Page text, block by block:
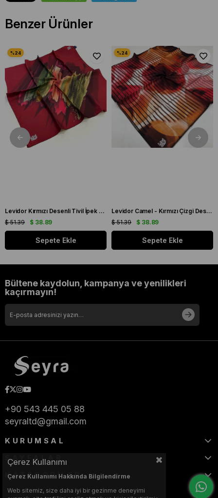
Benzer Ürünler
Levidor Kırmızı Desenli Tivil İpek Eşarp 19086
$ 38.89
$ 51.39
Sepete Ekle
Levidor Camel - Kırmızı Çizgi Desen Tivil İpek Eşarp 20826
$ 38.89
$ 51.39
Sepete Ekle
Bültene kaydolun, kampanya ve yenilikleri
kaçırmayın!
+90 543 445 05 88
seyraltd@gmail.com
KURUMSAL
SAYFALAR
KATEGORİLER
Çerez Kullanımı
Çerez Kullanımı Hakkında Bilgilendirme
Web sitemiz, size daha iyi bir gezinme deneyimi